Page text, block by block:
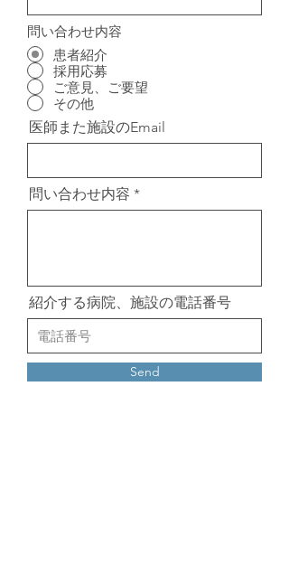
問い合わせ内容
患者紹介
採用応募
ご意見、ご要望
その他
医師また施設のEmail
問い合わせ内容
紹介する病院、施設の電話番号
Send